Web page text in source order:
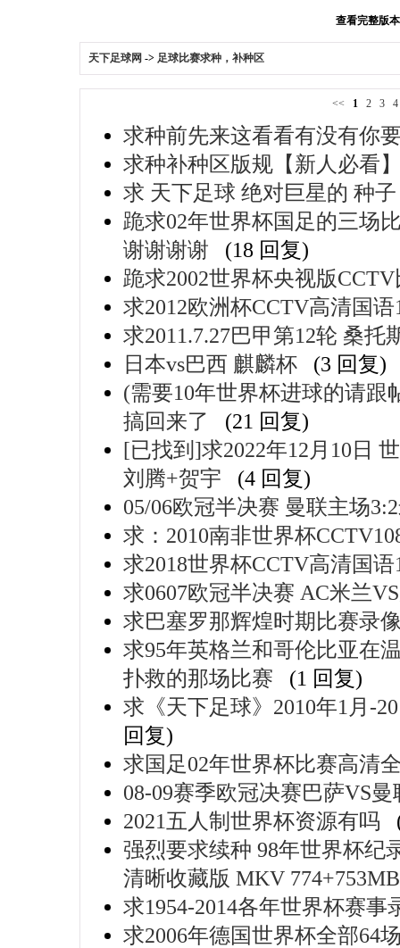
查看完整版
天下足球网 -> 足球比赛求种，补种区
<< 1 2 3 4
求种前先来这看看有没有你
求种补种区版规【新人必看
求 天下足球 绝对巨星的 种子
跪求02年世界杯国足的三场
谢谢谢谢
(18 回复)
跪求2002世界杯央视版
求2012欧洲杯CCTV高清国语
求2011.7.27巴甲第12轮 桑托
日本vs巴西 麒麟杯
(3 回复)
(需要10年世界杯进球的请跟
搞回来了
(21 回复)
[已找到]求2022年12月10日
刘腾+贺宇
(4 回复)
05/06欧冠半决赛 曼联主场
求：2010南非世界杯
求2018世界杯CCTV高清国语
求0607欧冠半决赛 AC米兰
求巴塞罗那辉煌时期比赛录
求95年英格兰和哥伦比亚在
扑救的那场比赛
(1 回复)
求《天下足球》2010年1月-
回复)
求国足02年世界杯比赛高清
08-09赛季欧冠决赛巴萨VS
2021五人制世界杯资源有吗
强烈要求续种 98年世界杯纪
清晰收藏版 MKV 774+753MB
求1954-2014各年世界杯赛事
求2006年德国世界杯全部64